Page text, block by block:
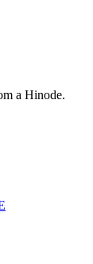
a Hinode.